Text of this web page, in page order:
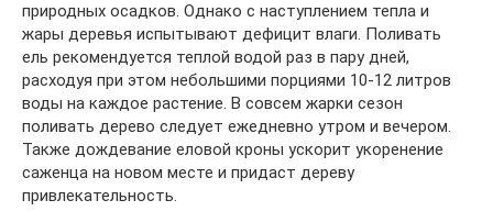
природных осадков. Однако с наступлением тепла и
жары деревья испытывают дефицит влаги. Поливать
ель рекомендуется теплой водой раз в пару дней,
расходуя при этом небольшими порциями 10-12 литров
воды на каждое растение. В совсем жарки сезон
поливать дерево следует ежедневно утром и вечером.
Также дождевание еловой кроны ускорит укоренение
саженца на новом месте и придаст дереву
привлекательность.